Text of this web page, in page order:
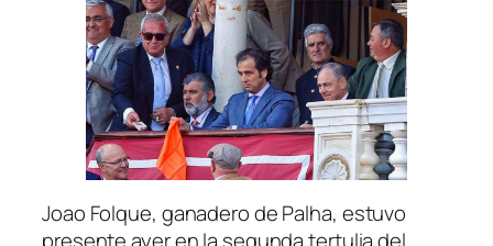
Joao Folque, ganadero de Palha, estuvo